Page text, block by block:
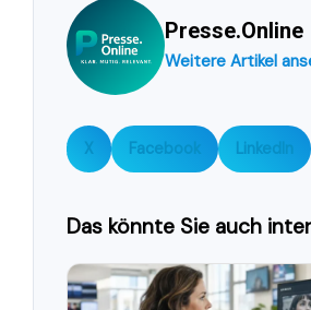
Presse.Online
Weitere Artikel
X Facebook LinkedIn
Das könnte Sie auch